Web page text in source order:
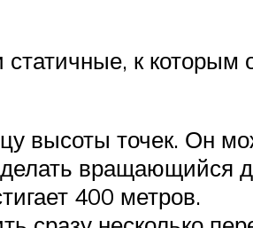
к которым
высоты точек. Он
вращающийся
400 метров.